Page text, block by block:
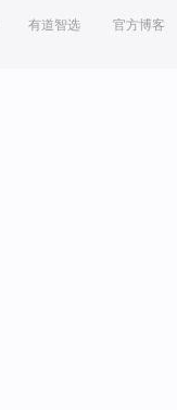
有道智选 官方博客